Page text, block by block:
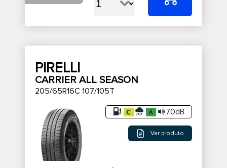
PIRELLI
CARRIER ALL SEASON
205/65R16C 107/105T
70dB
Ver produto